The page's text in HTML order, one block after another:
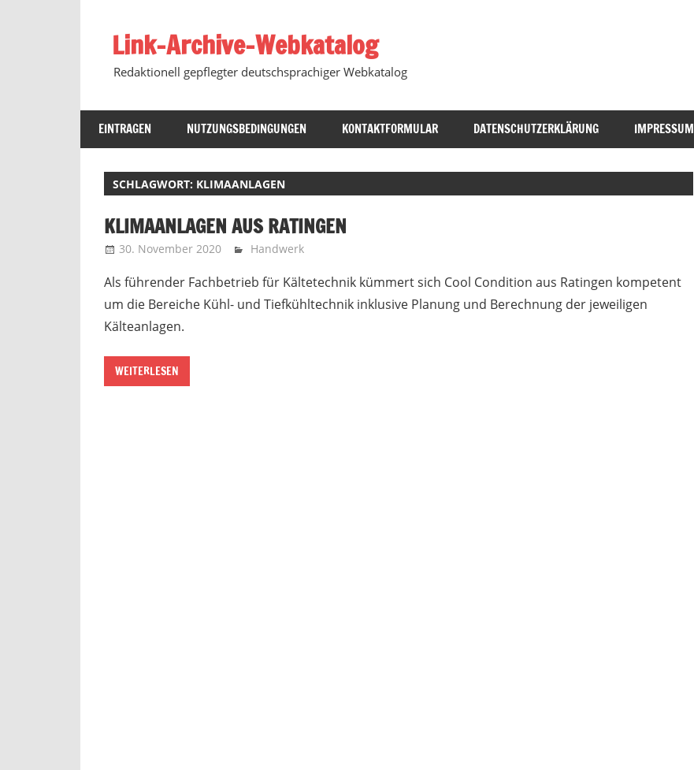
springenLink-Archive-Webkatalog
Redaktionell gepflegter deutschsprachiger Webkatalog
EINTRAGEN NUTZUNGSBEDINGUNGEN KONTAKTFORMULAR DATENSCHUTZERKLÄRUNG IMPRESSUM
SCHLAGWORT: KLIMAANLAGEN
KLIMAANLAGEN AUS RATINGEN
30. November 2020 Marko
Handwerk
Als führender Fachbetrieb für Kältetechnik kümmert sich Cool Condition aus Ratingen kompetent
um die Bereiche Kühl- und Tiefkühltechnik inklusive Planung und Berechnung der jeweiligen
Kälteanlagen.
WEITERLESEN